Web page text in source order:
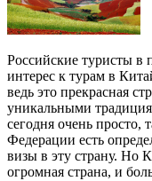
Российские туристы в
интерес к турам в
ведь это прекрасная
уникальными
сегодня очень просто,
Федерации есть
визы в эту страну. Но
огромная страна, и